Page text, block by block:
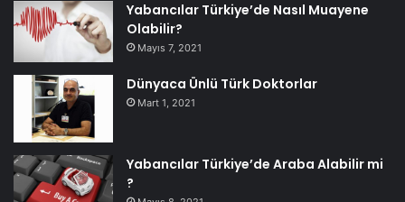
Yabancılar Türkiye’de Nasıl Muayene
Olabilir?
Mayıs 7, 2021
Dünyaca Ünlü Türk Doktorlar
Mart 1, 2021
Yabancılar Türkiye’de Araba Alabilir mi
?